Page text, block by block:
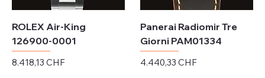
ROLEX Air-King
126900-0001
Preis
8.418,13 CHF
Panerai Radiomir Tre
Giorni PAM01334
Preis
4.440,33 CHF